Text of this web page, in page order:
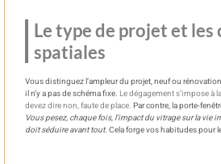
Le type de projet et
spatiales
Vous distinguez l’ampleur du projet, neuf ou
il n’y a pas de schéma fixe. Le dégagement s’impose à
devez dire non, faute de place. Par contre, la porte-
Vous pesez, chaque fois, l’impact du vitrage sur la vie
doit séduire avant tout. Cela forge vos habitudes pour